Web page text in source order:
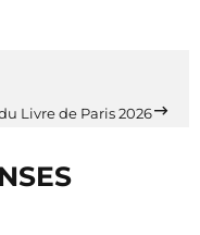
Livre de Paris 2026